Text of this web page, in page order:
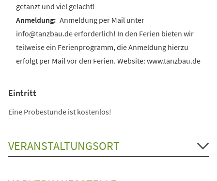
getanzt und viel gelacht!
Anmeldung per Mail unter
info@tanzbau.de erforderlich! In den Ferien bieten wir
teilweise ein Ferienprogramm, die Anmeldung hierzu
erfolgt per Mail vor den Ferien. Website: www.tanzbau.de
Eintritt
Eine Probestunde ist kostenlos!
VERANSTALTUNGSORT